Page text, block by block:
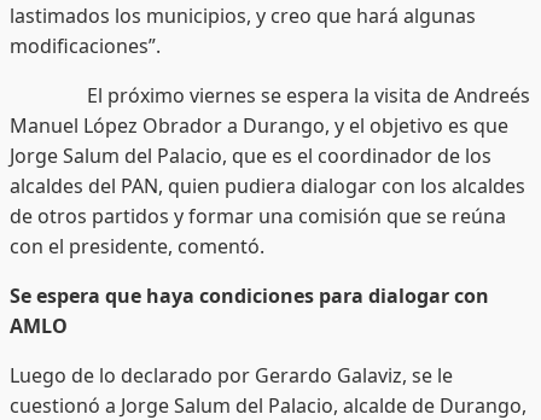
lastimados los municipios, y creo que hará algunas
modificaciones”.
El próximo viernes se espera la visita de Andreés
Manuel López Obrador a Durango, y el objetivo es que
Jorge Salum del Palacio, que es el coordinador de los
alcaldes del PAN, quien pudiera dialogar con los alcaldes
de otros partidos y formar una comisión que se reúna
con el presidente, comentó.
Se espera que haya condiciones para dialogar con
AMLO
Luego de lo declarado por Gerardo Galaviz, se le
cuestionó a Jorge Salum del Palacio, alcalde de Durango,